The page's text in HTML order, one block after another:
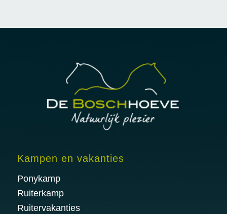
Kampen en vakanties
Ponykamp
Ruiterkamp
Ruitervakanties